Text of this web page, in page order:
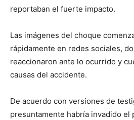
reportaban el fuerte impacto.
Las imágenes del choque
rápidamente en redes sociales,
reaccionaron ante lo ocurrido y
causas del accidente.
De acuerdo con versiones de
presuntamente habría invadido el